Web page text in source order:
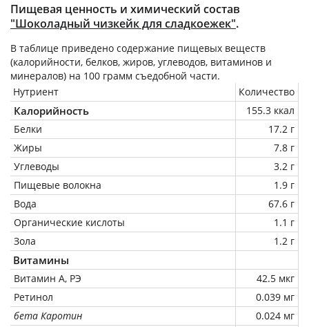
Пищевая ценность и химический состав
"Шоколадный чизкейк для сладкоежек".
В таблице приведено содержание пищевых веществ
(калорийности, белков, жиров, углеводов, витаминов и
минералов) на 100 грамм съедобной части.
Нутриент
Количество
Калорийность
155.3 ккал
Белки
17.2 г
Жиры
7.8 г
Углеводы
3.2 г
Пищевые волокна
1.9 г
Вода
67.6 г
Органические кислоты
1.1 г
Зола
1.2 г
Витамины
Витамин А, РЭ
42.5 мкг
Ретинол
0.039 мг
бета Каротин
0.024 мг